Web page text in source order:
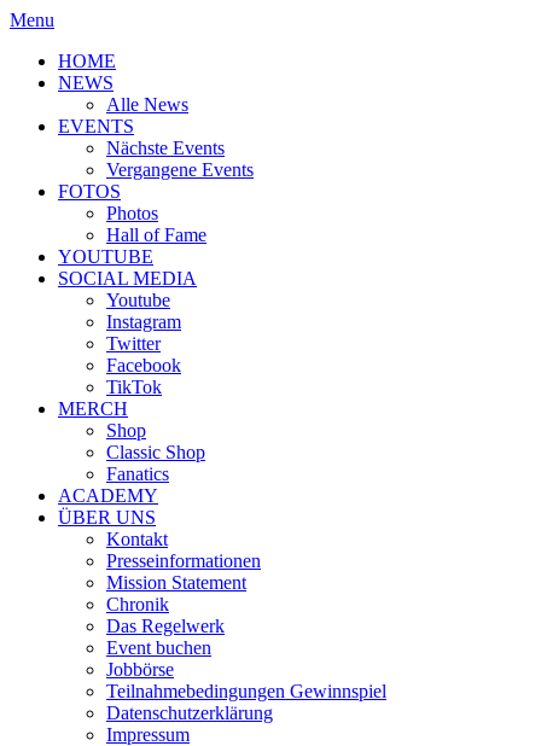
Menu
HOME
NEWS
Alle News
EVENTS
Nächste Events
Vergangene Events
FOTOS
Photos
Hall of Fame
YOUTUBE
SOCIAL MEDIA
Youtube
Instagram
Twitter
Facebook
TikTok
MERCH
Shop
Classic Shop
Fanatics
ACADEMY
ÜBER UNS
Kontakt
Presseinformationen
Mission Statement
Chronik
Das Regelwerk
Event buchen
Jobbörse
Teilnahmebedingungen Gewinnspiel
Datenschutzerklärung
Impressum